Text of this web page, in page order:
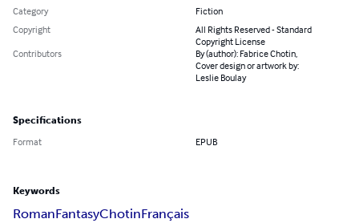
Category
Fiction
Copyright
All Rights Reserved - Standard
Copyright License
Contributors
By (author): Fabrice Chotin,
Cover design or artwork by:
Leslie Boulay
Specifications
Format EPUB
Keywords
RomanFantasyChotinFrançais